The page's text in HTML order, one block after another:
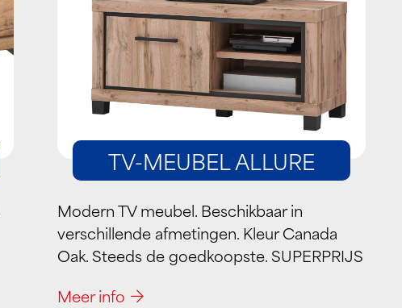
TV-MEUBEL ALLURE
Modern TV meubel. Beschikbaar in
verschillende afmetingen. Kleur Canada
Oak. Steeds de goedkoopste. SUPERPRIJS
Meer info